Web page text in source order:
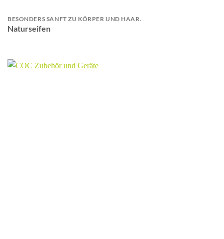
BESONDERS SANFT ZU KÖRPER UND HAAR.
Naturseifen